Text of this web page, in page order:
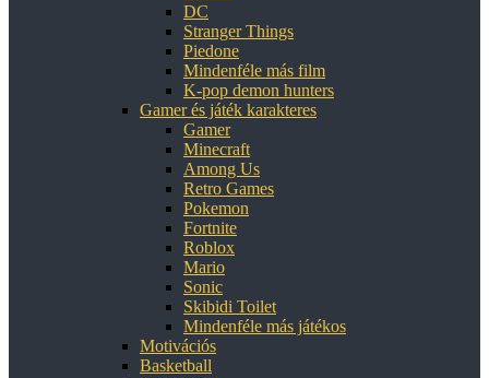
DC
Stranger Things
Piedone
Mindenféle más film
K-pop demon hunters
Gamer és játék karakteres
Gamer
Minecraft
Among Us
Retro Games
Pokemon
Fortnite
Roblox
Mario
Sonic
Skibidi Toilet
Mindenféle más játékos
Motivációs
Basketball